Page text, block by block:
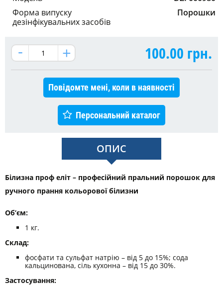
Форма випуску
дезінфікувальних засобів
Порошки
100.00 грн.
Повідомте мені, коли в наявності
Персональний каталог
ОПИС
Білизна проф еліт – професійний пральний порошок для
ручного прання кольорової білизни
Об’єм:
1 кг.
Склад:
фосфати та сульфат натрію – від 5 до 15%; сода
кальцинована, сіль кухонна – від 15 до 30%.
Застосування: